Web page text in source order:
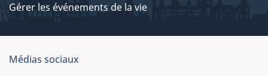
Gérer les événements de la vie
Organisation
Médias sociaux